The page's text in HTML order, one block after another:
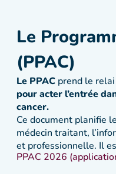
Le
(PPAC)
Le PPAC prend le
pour acter l’entrée
cancer.
Ce document planifie
médecin traitant,
et professionnelle. Il
PPAC 2026